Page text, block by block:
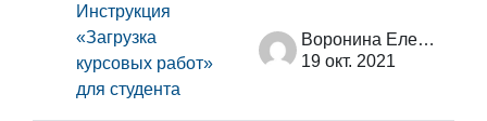
Инструкция
«Загрузка
курсовых работ»
для студента
Воронина Елена Владимировна
19 окт. 2021